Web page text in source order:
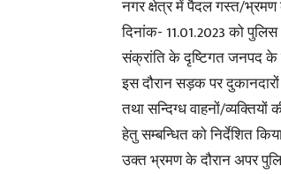
नगर क्षेत्र में पैदल गस्त/भ्रमण
दिनांक- 11.01.2023 को पुलिस
संक्रांति के दृष्टिगत जनपद के
इस दौरान सड़क पर
तथा सन्दिग्ध वाहनों/
हेतु सम्बन्धित को निर्देशित
उक्त भ्रमण के दौरान अपर